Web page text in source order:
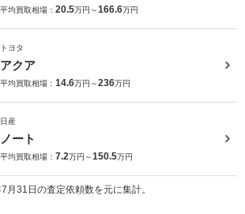
平均買取相場： 20.5万円～166.6万円
トヨタ
アクア
平均買取相場： 14.6万円～236万円
日産
ノート
平均買取相場： 7.2万円～150.5万円
31日の査定依頼数を元に集計。